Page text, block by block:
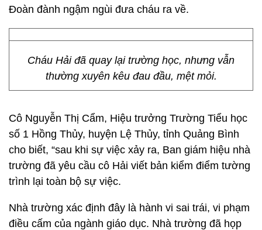
Đoàn đành ngậm ngùi đưa cháu ra về.
Cháu Hải đã quay lại trường học, nhưng vẫn
thường xuyên kêu đau đầu, mệt mỏi.
Cô Nguyễn Thị Cẩm, Hiệu trưởng Trường Tiểu học
số 1 Hồng Thủy, huyện Lệ Thủy, tỉnh Quảng Bình
cho biết, “sau khi sự việc xảy ra, Ban giám hiệu nhà
trường đã yêu cầu cô Hải viết bản kiểm điểm tường
trình lại toàn bộ sự việc.
Nhà trường xác định đây là hành vi sai trái, vi phạm
điều cấm của ngành giáo dục. Nhà trường đã họp